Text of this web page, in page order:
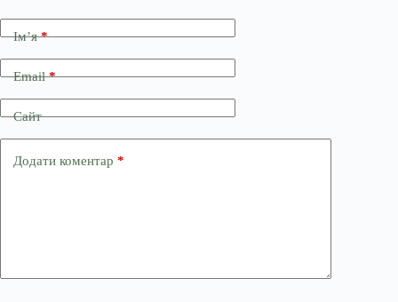
Ім’я*
Email*
Сайт
Додати коментар *